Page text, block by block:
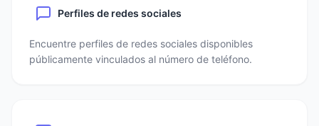
Perfiles de redes sociales
Encuentre perfiles de redes sociales disponibles
públicamente vinculados al número de teléfono.